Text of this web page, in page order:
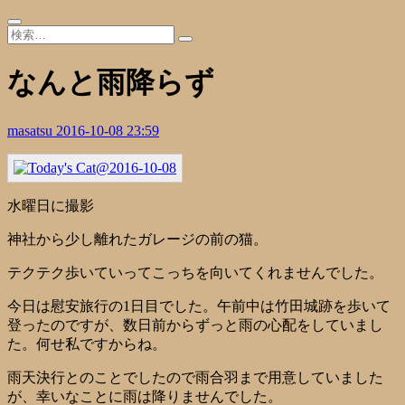
なんと雨降らず
masatsu 2016-10-08 23:59
水曜日に撮影
神社から少し離れたガレージの前の猫。
テクテク歩いていってこっちを向いてくれませんでした。
今日は慰安旅行の1日目でした。午前中は竹田城跡を歩いて
登ったのですが、数日前からずっと雨の心配をしていまし
た。何せ私ですからね。
雨天決行とのことでしたので雨合羽まで用意していました
が、幸いなことに雨は降りませんでした。